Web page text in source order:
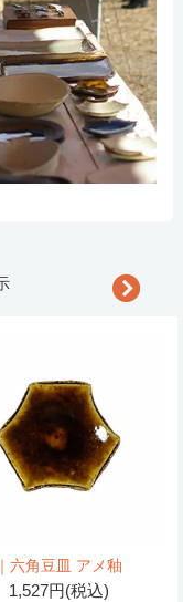
六角豆皿 アメ釉
1,527円(税込)